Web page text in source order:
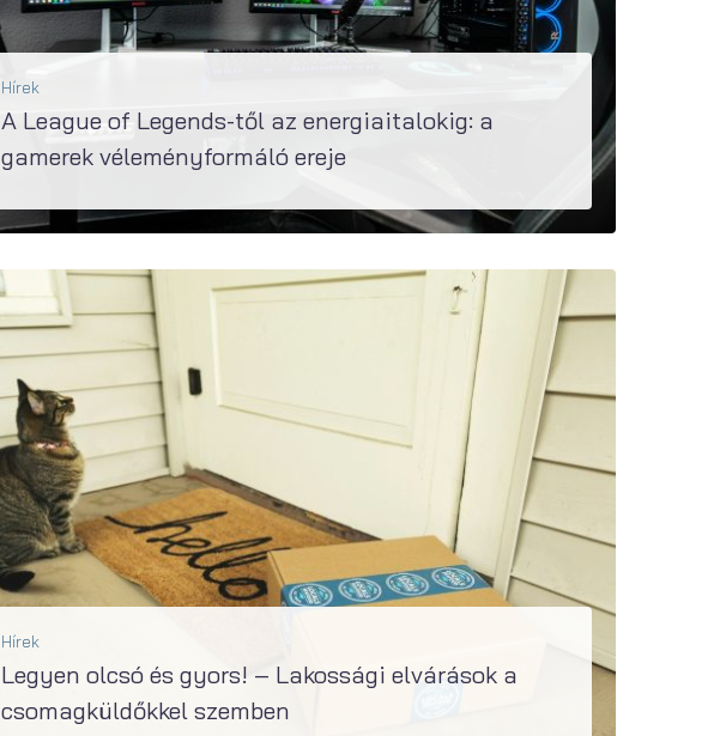
Hírek
A League of Legends-től az energiaitalokig: a
gamerek véleményformáló ereje
BŐVEBBEN
Hírek
Legyen olcsó és gyors! – Lakossági elvárások a
csomagküldőkkel szemben